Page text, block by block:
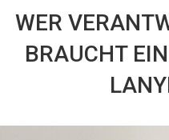
WER
BRAUCHT